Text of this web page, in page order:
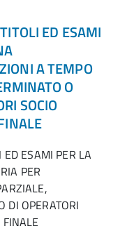
ED ESAMI
A TEMPO
O
SOCIO
ESAMI PER LA
PER
DI OPERATORI